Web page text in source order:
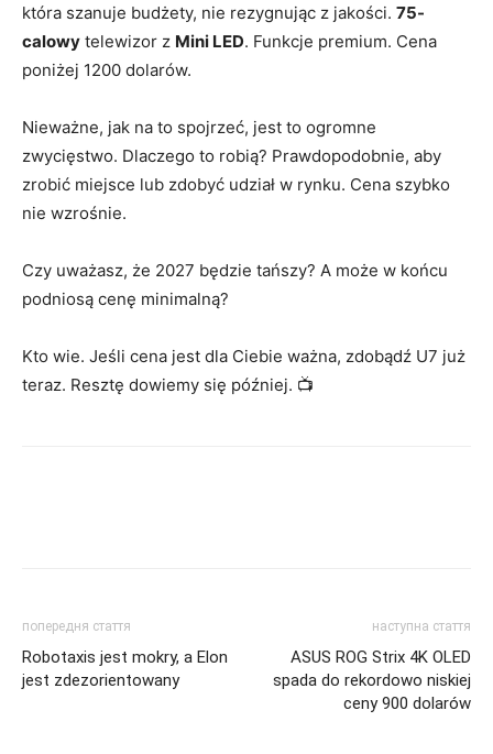
która szanuje budżety, nie rezygnując z jakości. 75-
calowy telewizor z Mini LED. Funkcje premium. Cena
poniżej 1200 dolarów.
Nieważne, jak na to spojrzeć, jest to ogromne
zwycięstwo. Dlaczego to robią? Prawdopodobnie, aby
zrobić miejsce lub zdobyć udział w rynku. Cena szybko
nie wzrośnie.
Czy uważasz, że 2027 będzie tańszy? A może w końcu
podniosą cenę minimalną?
Kto wie. Jeśli cena jest dla Ciebie ważna, zdobądź U7 już
teraz. Resztę dowiemy się później. 📺
попередня стаття
Robotaxis jest mokry, a Elon
jest zdezorientowany
наступна стаття
ASUS ROG Strix 4K OLED
spada do rekordowo niskiej
ceny 900 dolarów